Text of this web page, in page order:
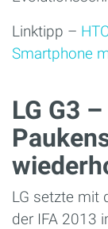
Linktipp –
Smartphone
LG G3
LG setzte mit
der IFA 2013